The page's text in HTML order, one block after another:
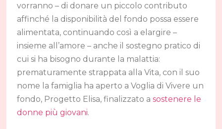
vorranno – di donare un piccolo contributo
affinché la disponibilità del fondo possa essere
alimentata, continuando così a elargire –
insieme all’amore – anche il sostegno pratico di
cui si ha bisogno durante la malattia:
prematuramente strappata alla Vita, con il suo
nome la famiglia ha aperto a Voglia di Vivere un
fondo, Progetto Elisa, finalizzato asostenere le
donne più giovani.